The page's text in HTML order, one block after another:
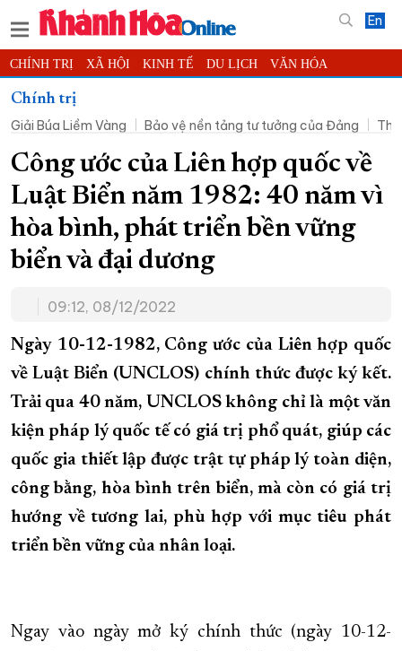
En
CHÍNH TRỊ XÃ HỘI KINH TẾ DU LỊCH VĂN HÓA
THỂ THAO
KHOA HỌC - CÔNG NGHỆ PHÁP LUẬT BẠN ĐỌC PHÓNG SỰ
THẾ GIỚI MULTIMEDIA VIDEO ĐỌC BÁO ONLINE
PODCAST THÔNG TIN - QUẢNG CÁO
QUY HOẠCH TỈNH KHÁNH HÒA
TRƯỜNG SA BIỂN ĐẢO QUÊ HƯƠNG
CHUNG TAY CẢI CÁCH HÀNH CHÍNH
XÂY DỰNG NÔNG THÔN MỚI
TÀU - XE - MÁY BAY
KỶ NIỆM 370 NĂM XÂY DỰNG VÀ PHÁT TRIỂN TỈNH KHÁNH HÒA
KHOẢNH KHẮC ĐẸP XỨ TRẦM
XÂY DỰNG KHÁNH HÒA TRỞ THÀNH THÀNH PHỐ TRỰC THUỘC
ĐẠI HỘI ĐẢNG CÁC CẤP TRANG CHỦ VỀ BÁO KHÁNH HÒA
Chính trị
Giải Búa Liềm Vàng
Bảo vệ nền tảng tư tưởng của Đảng
Công ước của Liên hợp quốc về
Luật Biển năm 1982: 40 năm vì
hòa bình, phát triển bền vững
biển và đại dương
09:12, 08/12/2022
Ngày 10-12-1982, Công ước của Liên hợp quốc
về Luật Biển (UNCLOS) chính thức được ký kết.
Trải qua 40 năm, UNCLOS không chỉ là một văn
kiện pháp lý quốc tế có giá trị phổ quát, giúp các
quốc gia thiết lập được trật tự pháp lý toàn diện,
công bằng, hòa bình trên biển, mà còn có giá trị
hướng về tương lai, phù hợp với mục tiêu phát
triển bền vững của nhân loại.
Ngay vào ngày mở ký chính thức (ngày 10-12-